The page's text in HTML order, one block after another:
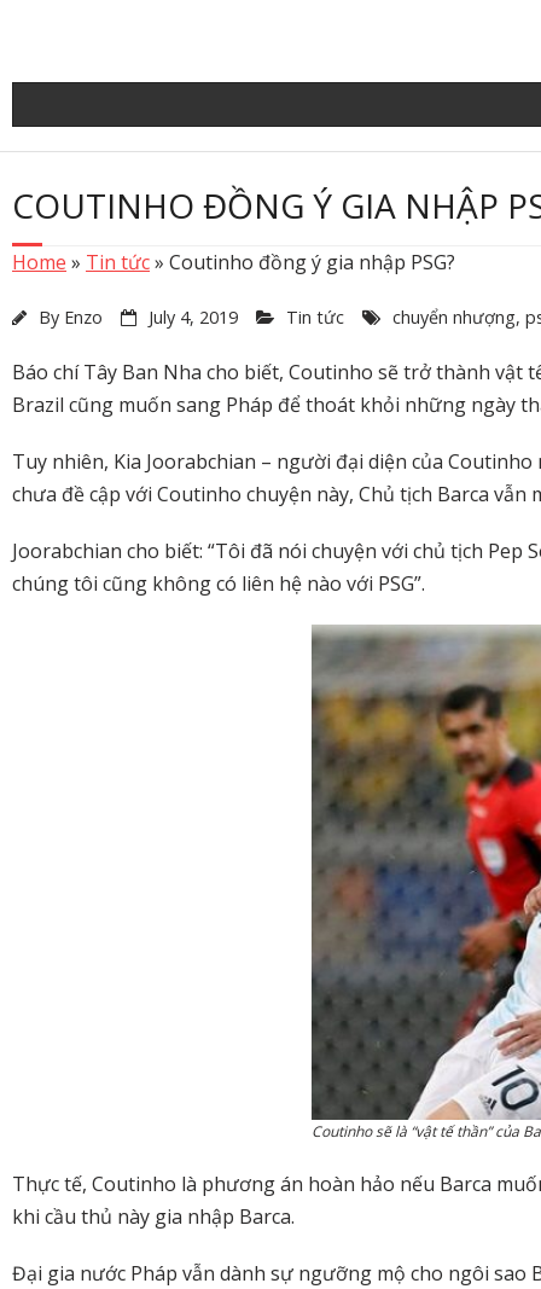
content
COUTINHO ĐỒNG Ý GIA NHẬP
Home » Tin tức» Coutinho đồng ý gia nhập PSG?
By Enzo July 4, 2019 Tin tức chuyển nhượng,
Báo chí Tây Ban Nha cho biết, Coutinho sẽ trở thành vật
Brazil cũng muốn sang Pháp để thoát khỏi những ngày
Tuy nhiên, Kia Joorabchian – người đại diện của
chưa đề cập với Coutinho chuyện này, Chủ tịch Barca
Joorabchian cho biết: “Tôi đã nói chuyện với chủ tịch
chúng tôi cũng không có liên hệ nào với PSG”.
Coutinho sẽ là “vật tế thần” của
Thực tế, Coutinho là phương án hoàn hảo nếu Barca
khi cầu thủ này gia nhập Barca.
Đại gia nước Pháp vẫn dành sự ngưỡng mộ cho ngôi sao